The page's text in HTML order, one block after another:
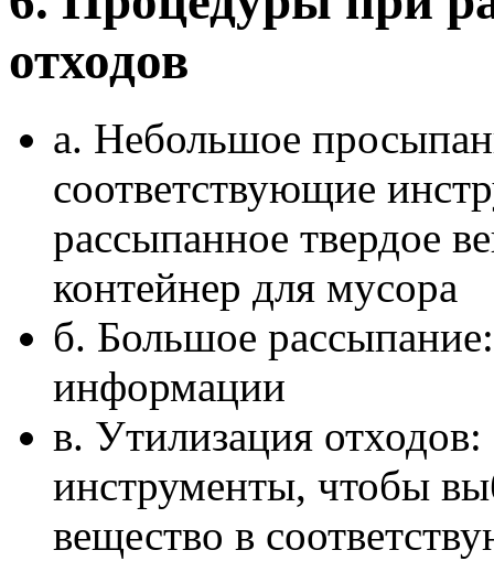
отходов
а. Небольшое
соответствующие
рассыпанное твердое
контейнер для мусора
б. Большое
информации
в. Утилизация
инструменты, чтобы
вещество в